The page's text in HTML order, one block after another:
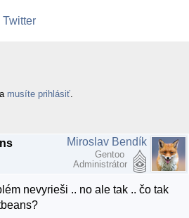
Twitter
musíte prihlásiť
Miroslav Bendík
Gentoo
Administrátor
nevyrieši .. no ale tak .. čo tak